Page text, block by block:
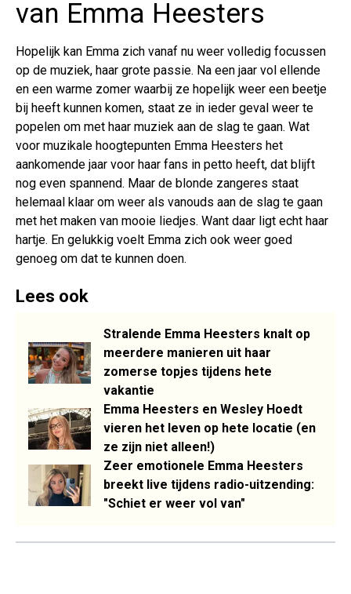
van Emma Heesters
Hopelijk kan Emma zich vanaf nu weer volledig focussen
op de muziek, haar grote passie. Na een jaar vol ellende
en een warme zomer waarbij ze hopelijk weer een beetje
bij heeft kunnen komen, staat ze in ieder geval weer te
popelen om met haar muziek aan de slag te gaan. Wat
voor muzikale hoogtepunten Emma Heesters het
aankomende jaar voor haar fans in petto heeft, dat blijft
nog even spannend. Maar de blonde zangeres staat
helemaal klaar om weer als vanouds aan de slag te gaan
met het maken van mooie liedjes. Want daar ligt echt haar
hartje. En gelukkig voelt Emma zich ook weer goed
genoeg om dat te kunnen doen.
Lees ook
Stralende Emma Heesters knalt op
meerdere manieren uit haar
zomerse topjes tijdens hete
vakantie
Emma Heesters en Wesley Hoedt
vieren het leven op hete locatie (en
ze zijn niet alleen!)
Zeer emotionele Emma Heesters
breekt live tijdens radio-uitzending:
"Schiet er weer vol van"